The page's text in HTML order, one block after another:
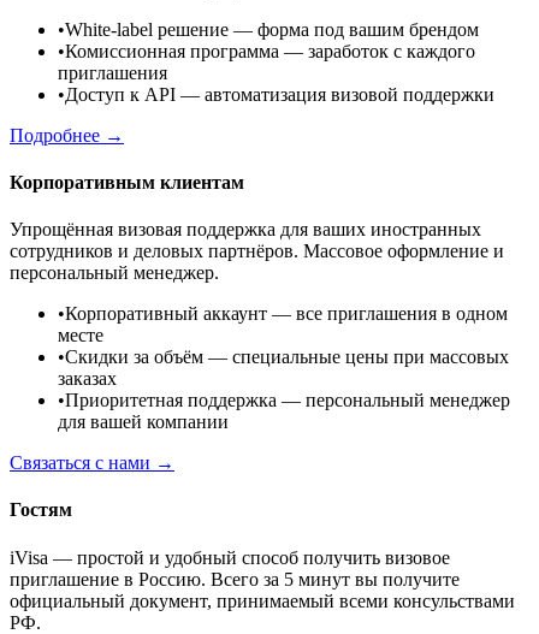
•White-label решение — форма под вашим брендом
•Комиссионная программа — заработок с каждого
приглашения
•Доступ к API — автоматизация визовой поддержки
Подробнее →
Корпоративным клиентам
Упрощённая визовая поддержка для ваших иностранных
сотрудников и деловых партнёров. Массовое оформление и
персональный менеджер.
•Корпоративный аккаунт — все приглашения в одном
месте
•Скидки за объём — специальные цены при массовых
заказах
•Приоритетная поддержка — персональный менеджер
для вашей компании
Связаться с нами →
Гостям
iVisa — простой и удобный способ получить визовое
приглашение в Россию. Всего за 5 минут вы получите
официальный документ, принимаемый всеми консульствами
РФ.